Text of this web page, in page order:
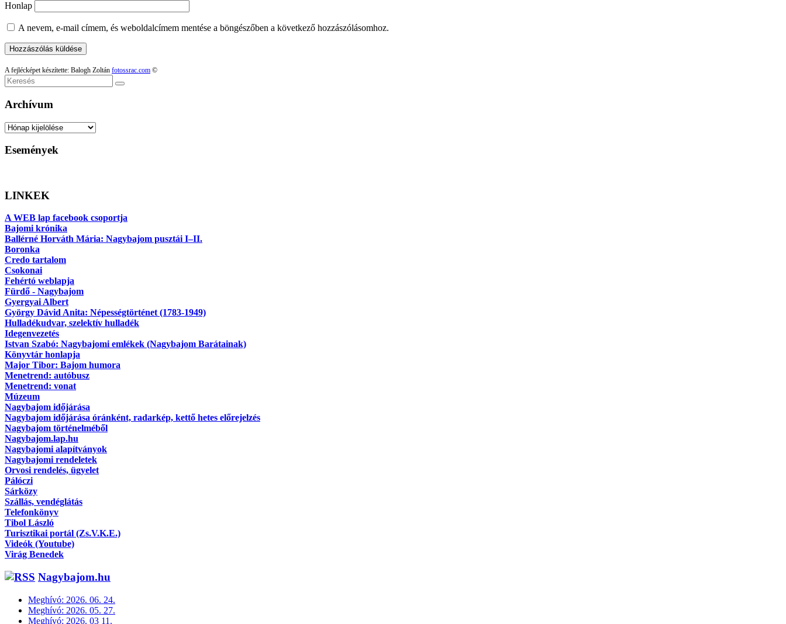
Honlap
A nevem, e-mail címem, és weboldalcímem mentése a böngészőben a következő hozzászólásomhoz.
A fejlécképet készítette: Balogh Zoltán fotossrac.com ©
Keresés
Archívum
Archívum
Események
LINKEK
A WEB lap facebook csoportja
Bajomi krónika
Ballérné Horváth Mária: Nagybajom pusztái I–II.
Boronka
Credo tartalom
Csokonai
Fehértó weblapja
Fürdő - Nagybajom
Gyergyai Albert
György Dávid Anita: Népességtörténet (1783-1949)
Hulladékudvar, szelektív hulladék
Idegenvezetés
Istvan Szabó: Nagybajomi emlékek (Nagybajom Barátainak)
Könyvtár honlapja
Major Tibor: Bajom humora
Menetrend: autóbusz
Menetrend: vonat
Múzeum
Nagybajom időjárása
Nagybajom időjárása óránként, radarkép, kettő hetes előrejelzés
Nagybajom történelméből
Nagybajom.lap.hu
Nagybajomi alapítványok
Nagybajomi rendeletek
Orvosi rendelés, ügyelet
Pálóczi
Sárközy
Szállás, vendéglátás
Telefonkönyv
Tibol László
Turisztikai portál (Zs.V.K.E.)
Videók (Youtube)
Virág Benedek
Nagybajom.hu
Meghívó: 2026. 06. 24.
Meghívó: 2026. 05. 27.
Meghívó: 2026. 03 11.